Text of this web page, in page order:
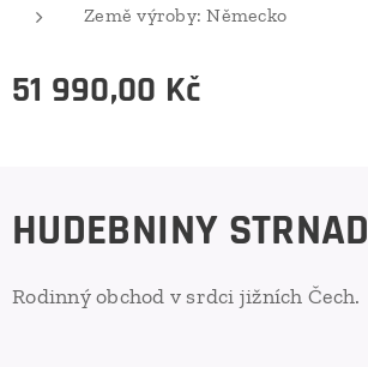
Země výroby: Německo
51 990,00 Kč
HUDEBNINY STRNAD
Rodinný obchod v srdci jižních Čech.